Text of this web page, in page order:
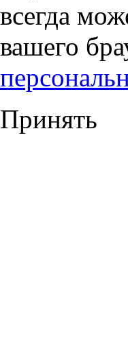
всегда
вашего
Принять